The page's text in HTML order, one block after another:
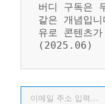
버디 구독은
같은 개념입
유로 콘텐츠
(2025.06)
이메일 주소 입력…